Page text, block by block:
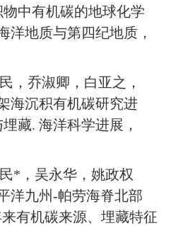
中有机碳的地球化学
洋地质与第四纪地质，
，乔淑卿，白亚之，
海沉积有机碳研究进
藏. 海洋科学进展，
*，吴永华，姚政权
洋九州-帕劳海脊北部
有机碳来源、埋藏特征